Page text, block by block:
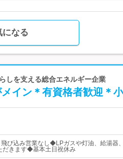
になる
しを支える総合エネルギー企業
イン＊有資格者歓迎＊
び込み営業なし◆LPガスや灯油、給湯器
だきます◆基本土日祝休み